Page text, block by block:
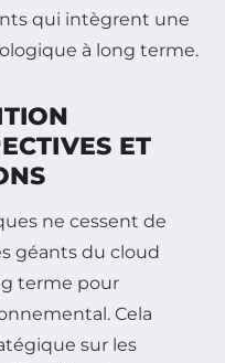
qui intègrent une
à long terme.
ET
ne cessent de
géants du cloud
terme pour
Cela
sur les